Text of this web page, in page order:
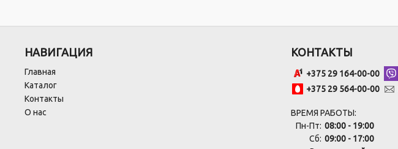
НАВИГАЦИЯ
Главная
Каталог
Контакты
О нас
КОНТАКТЫ
+375 29 164-00-00
+375 29 564-00-00
ВРЕМЯ РАБОТЫ:
Пн-Пт: 08:00 - 19:00
Сб: 09:00 - 17:00